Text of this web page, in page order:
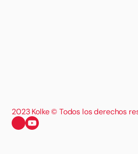
2023 Kolke © Todos los derechos